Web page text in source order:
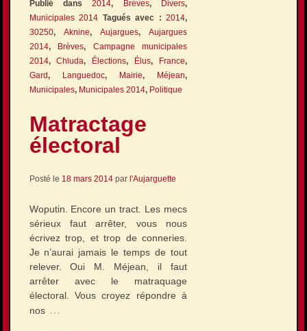
Publié dans2014, Brèves, Divers,
Municipales 2014 Tagués avec :2014,
30250, Aknine, Aujargues,Aujargues
2014, Brèves, Campagne municipales
2014,Chluda, Élections, Élus, France,
Gard, Languedoc, Mairie, Méjean,
Municipales, Municipales 2014, Politique
Matractage
électoral
Posté le 18 mars 2014par l'Aujarguette
Woputin. Encore un tract. Les mecs
sérieux faut arrêter, vous nous
écrivez trop, et trop de conneries.
Je n’aurai jamais le temps de tout
relever. Oui M. Méjean, il faut
arrêter avec le matraquage
électoral. Vous croyez répondre à
nos …